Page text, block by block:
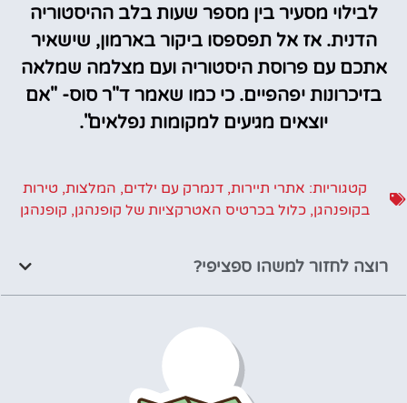
לבילוי מסעיר בין מספר שעות בלב ההיסטוריה
הדנית. אז אל תפספסו ביקור בארמון, שישאיר
אתכם עם פרוסת היסטוריה ועם מצלמה שמלאה
בזיכרונות יפהפיים. כי כמו שאמר ד"ר סוס- "אם
יוצאים מגיעים למקומות נפלאים".
קטגוריות: אתרי תיירות, דנמרק עם ילדים, המלצות, טירות
בקופנהגן, כלול בכרטיס האטרקציות של קופנהגן, קופנהגן
רוצה לחזור למשהו ספציפי?